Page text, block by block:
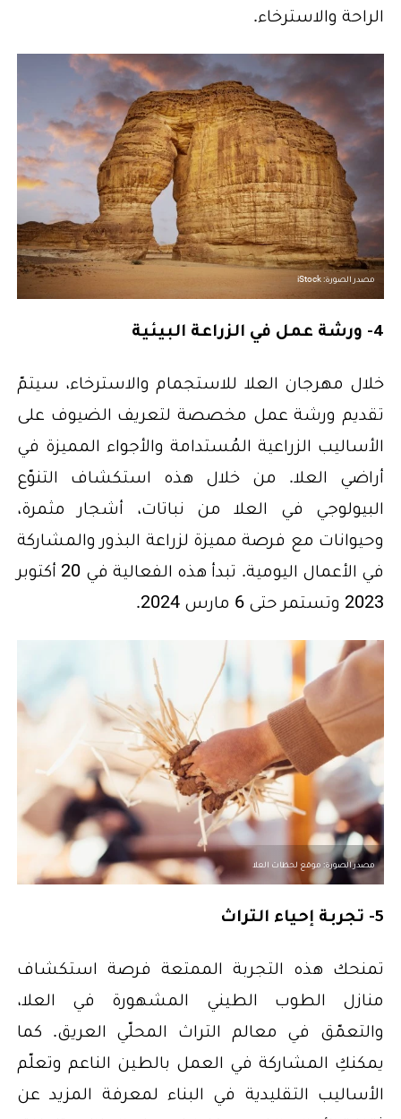
الراحة والاسترخاء.
مصدر الصورة: iStock
4- ورشة عمل في الزراعة البيئية
خلال مهرجان العلا للاستجمام والاسترخاء، سيتمّ
تقديم ورشة عمل مخصصة لتعريف الضيوف على
الأساليب الزراعية المُستدامة والأجواء المميزة في
أراضي العلا. من خلال هذه استكشاف التنوّع
البيولوجي في العلا من نباتات، أشجار مثمرة،
وحيوانات مع فرصة مميزة لزراعة البذور والمشاركة
في الأعمال اليومية. تبدأ هذه الفعالية في 20 أكتوبر
2023 وتستمر حتى 6 مارس 2024.
مصدر الصورة: موقع لحظات العلا
5- تجربة إحياء التراث
تمنحك هذه التجربة الممتعة فرصة استكشاف
منازل الطوب الطيني المشهورة في العلا،
والتعمّق في معالم التراث المحلّي العريق. كما
يمكنكِ المشاركة في العمل بالطين الناعم وتعلّم
الأساليب التقليدية في البناء لمعرفة المزيد عن